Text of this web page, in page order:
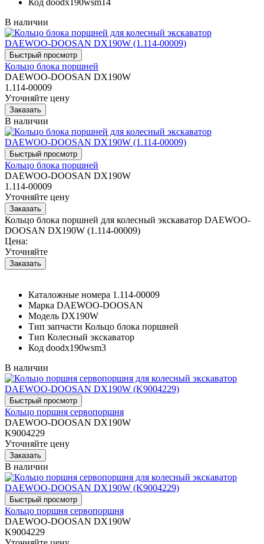
В наличии
Кольцо блока поршней
DAEWOO-DOOSAN DX190W
1.114-00009
Уточняйте цену
В наличии
Кольцо блока поршней
DAEWOO-DOOSAN DX190W
1.114-00009
Уточняйте цену
Кольцо блока поршней для колесный экскаватор DAEWOO-
DOOSAN DX190W (1.114-00009)
Цена:
Уточняйте
Каталожные номера 1.114-00009
Марка DAEWOO-DOOSAN
Модель DX190W
Тип запчасти Кольцо блока поршней
Тип Колесный экскаватор
Код doodx190wsm3
В наличии
Кольцо поршня сервопоршня
DAEWOO-DOOSAN DX190W
K9004229
Уточняйте цену
В наличии
Кольцо поршня сервопоршня
DAEWOO-DOOSAN DX190W
K9004229